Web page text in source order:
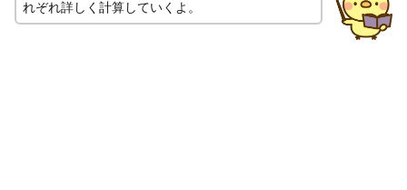
れぞれ詳しく計算していくよ。